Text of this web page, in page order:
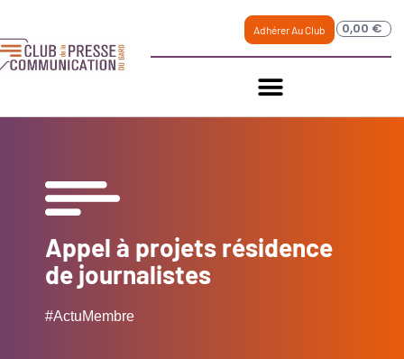
Adhérer Au Club 0,00 €
Appel à projets résidence
de journalistes
#ActuMembre